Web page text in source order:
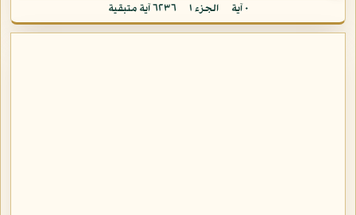
٠ آية الجزء ١ ٦٢٣٦ آية متبقية